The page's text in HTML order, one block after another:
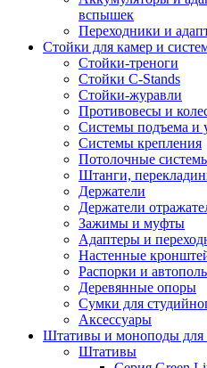
вспышек
Переходники и
Стойки для камер и
Стойки-треноги
Стойки C-Stands
Стойки-журавли
Противовесы и
Системы подъема и
Системы крепления
Потолочные
Штанги,
Держатели
Держатели
Зажимы и муфты
Адаптеры и
Настенные
Распорки и
Деревянные опоры
Сумки для
Аксессуары
Штативы и моноподы для
Штативы